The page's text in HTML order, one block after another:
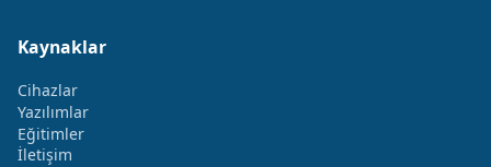
Kaynaklar
Cihazlar
Yazılımlar
Eğitimler
İletişim